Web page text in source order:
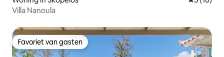
Villa Nanoula
Favoriet van gasten
Favoriet van gasten